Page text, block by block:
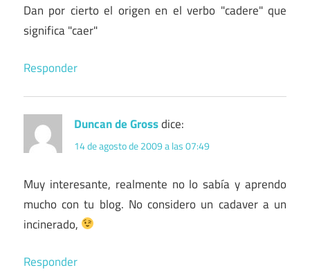
Dan por cierto el origen en el verbo "cadere" que
significa "caer"
Responder
Duncan de Grossdice:
14 de agosto de 2009 a las 07:49
Muy interesante, realmente no lo sabía y aprendo
mucho con tu blog. No considero un cadaver a un
incinerado,
Responder